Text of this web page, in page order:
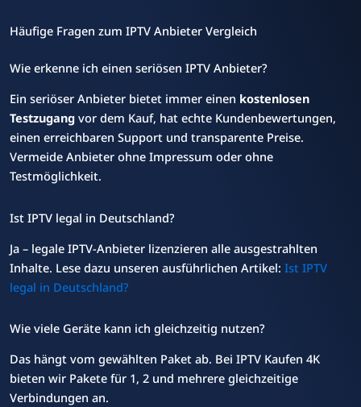
Häufige Fragen zum IPTV Anbieter Vergleich
Wie erkenne ich einen seriösen IPTV Anbieter?
Ein seriöser Anbieter bietet immer einen kostenlosen
Testzugang vor dem Kauf, hat echte Kundenbewertungen,
einen erreichbaren Support und transparente Preise.
Vermeide Anbieter ohne Impressum oder ohne
Testmöglichkeit.
Ist IPTV legal in Deutschland?
Ja – legale IPTV-Anbieter lizenzieren alle ausgestrahlten
Inhalte. Lese dazu unseren ausführlichen Artikel: Ist IPTV
legal in Deutschland?
Wie viele Geräte kann ich gleichzeitig nutzen?
Das hängt vom gewählten Paket ab. Bei IPTV Kaufen 4K
bieten wir Pakete für 1, 2 und mehrere gleichzeitige
Verbindungen an.